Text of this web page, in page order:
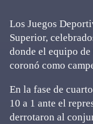
Los Juegos
Superior,
donde el equipo
coronó como
En la fase de
10 a 1 ante el
derrotaron al